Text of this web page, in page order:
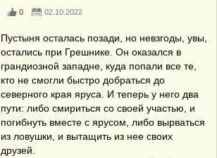
0 02.10.2022
Пустыня осталась позади, но невзгоды, увы,
остались при Грешнике. Он оказался в
грандиозной западне, куда попали все те,
кто не смогли быстро добраться до
северного края яруса. И теперь у него два
пути: либо смириться со своей участью, и
погибнуть вместе с ярусом, либо вырваться
из ловушки, и вытащить из нее своих
друзей.